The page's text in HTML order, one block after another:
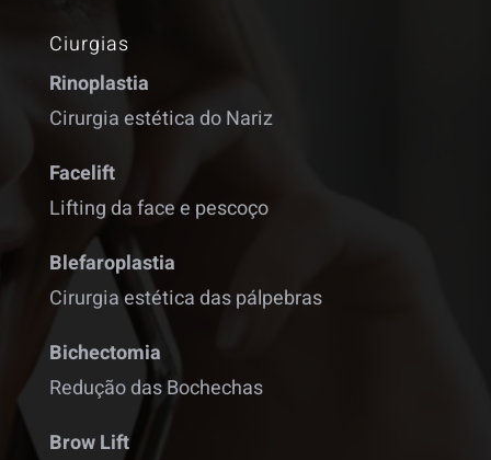
Ciurgias
Rinoplastia
Cirurgia estética do Nariz
Facelift
Lifting da face e pescoço
Blefaroplastia
Cirurgia estética das pálpebras
Bichectomia
Redução das Bochechas
Brow Lift